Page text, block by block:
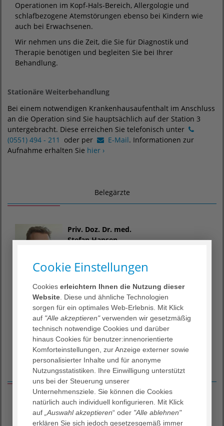
Operationen im Kopf-Hals-Bereich, Allergologie und
schlafbezogene Atemstörungen ebenso bei Kindern wie
auch bei Erwachsenen.
Wir nehmen uns die Zeit, die Sie für Diagnostik und
Therapie benötigen und begleiten Sie bei Ihrer
Behandlung.
Stationäre Weiterbehandlung
Bei einem notwendigen Krankenhausaufenthalt im Anschluss
an die Operation sind Sie hauptsächlich auf der Station 3
untergebracht. Diese erreichen Sie telefonisch unter
(0551) 494 - 211
oder per E-Mail. Informationen zur
Aufnahme erhalten Sie hier ›
Belegärzte
Priv. Doz. Dr. med.
Stefan Hansen
am Waldweg
Dr. med.
Roland Gerlach
HNO-Praxis
am Humboldtbogen
Kooperierende HNO-Praxen
Hals-Nasen-Ohrenpraxis am Waldweg
Waldweg 1, 37073 Göttingen
Cookie Einstellungen
Cookieserleichtern Ihnen die Nutzung dieser
Website . Diese und ähnliche Technologien
sorgen für ein optimales Web-Erlebnis. Mit Klick
auf "Alle akzeptieren"verwenden wir gesetzmäßig
technisch notwendige Cookies und darüber
hinaus Cookies für benutzer:innenorientierte
Komforteinstellungen, zur Anzeige externer sowie
personalisierter Inhalte und für anonyme
Nutzungsstatistiken. Ihre Einwilligung unterstützt
uns bei der Steuerung unserer
Unternehmensziele. Sie können die Cookies
natürlich auch individuell konfigurieren. Mit Klick
auf „Auswahl akzeptieren“ oder "Alle ablehnen"
erklären Sie sich jedoch gesetzesgemäß immer